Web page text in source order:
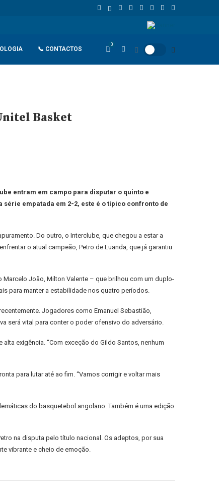
Europeia atinge 18,8 biliões de euros em 2025 e Alemanha
📞 CONTACTOS
0
Basket
entram em campo para disputar o quinto e
empatada em 2-2, este é o típico confronto de
Do outro, o Interclube, que chegou a estar a
o atual campeão, Petro de Luanda, que já garantiu
João, Milton Valente – que brilhou com um duplo-
para manter a estabilidade nos quatro períodos.
Jogadores como Emanuel Sebastião,
será vital para conter o poder ofensivo do adversário.
exigência. “Com exceção do Gildo Santos, nenhum
para lutar até ao fim. “Vamos corrigir e voltar mais
do basquetebol angolano. Também é uma edição
na disputa pelo título nacional. Os adeptos, por sua
vibrante e cheio de emoção.